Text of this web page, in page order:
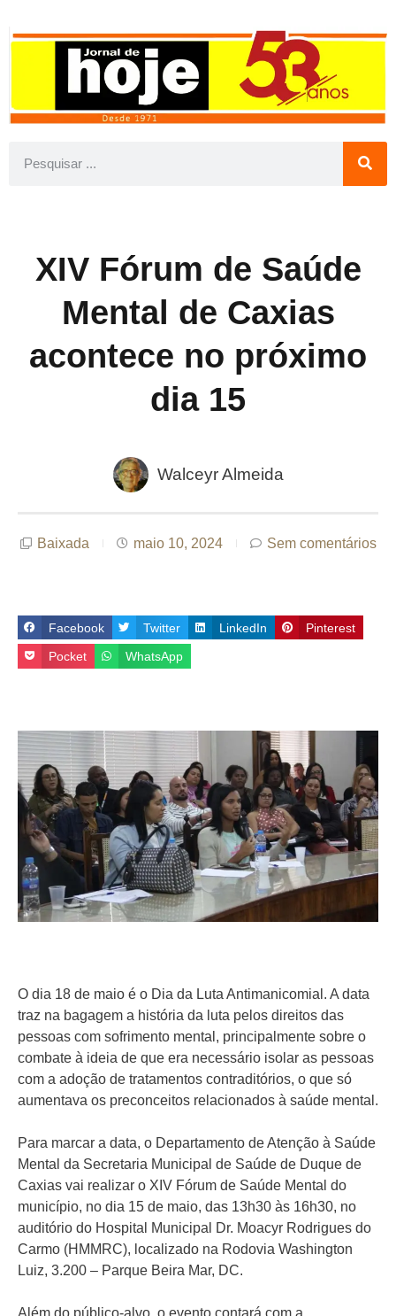
XIV Fórum de Saúde
Mental de Caxias
acontece no próximo
dia 15
Walceyr Almeida
Baixada maio 10, 2024 Sem comentários
Facebook Twitter LinkedIn Pinterest
Pocket WhatsApp
O dia 18 de maio é o Dia da Luta Antimanicomial. A data
traz na bagagem a história da luta pelos direitos das
pessoas com sofrimento mental, principalmente sobre o
combate à ideia de que era necessário isolar as pessoas
com a adoção de tratamentos contraditórios, o que só
aumentava os preconceitos relacionados à saúde mental.
Para marcar a data, o Departamento de Atenção à Saúde
Mental da Secretaria Municipal de Saúde de Duque de
Caxias vai realizar o XIV Fórum de Saúde Mental do
município, no dia 15 de maio, das 13h30 às 16h30, no
auditório do Hospital Municipal Dr. Moacyr Rodrigues do
Carmo (HMMRC), localizado na Rodovia Washington
Luiz, 3.200 – Parque Beira Mar, DC.